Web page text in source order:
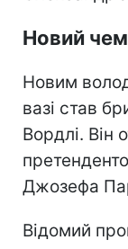
Новий
Новим
вазі став
Вордлі. Він
Джозефа
Відомий